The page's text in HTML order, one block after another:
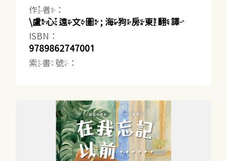
作者：
\盧心遠文圖 ; 海狗房東翻譯
ISBN：
9789862747001
索書號：